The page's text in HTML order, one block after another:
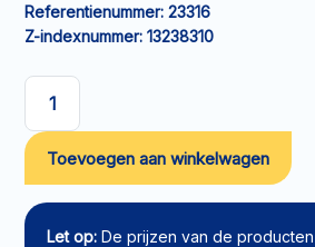
Referentienummer: 23316
Z-indexnummer: 13238310
Zalfkompres
Lomatuell
10x20cm
aantal
Toevoegen aan winkelwagen
Let op: De prijzen van de